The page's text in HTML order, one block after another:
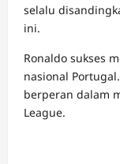
selalu
ini.
Ronaldo sukses
nasional
berperan dalam
League.